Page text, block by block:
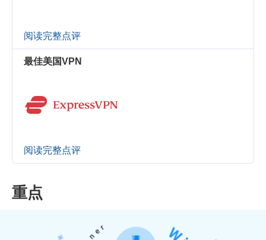
阅读完整点评
最佳美国VPN
阅读完整点评
重点